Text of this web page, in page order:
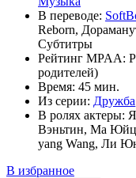
В переводе:
Reborn,
Субтитры
Рейтинг MPAA:
родителей)
Время: 45 мин.
Из серии: Дружба
В ролях актеры:
Вэньтин, Ма
yang Wang, Ли
В избранное